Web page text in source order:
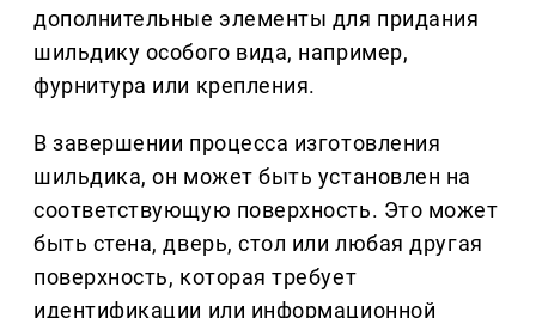
дополнительные элементы для придания
шильдику особого вида, например,
фурнитура или крепления.
В завершении процесса изготовления
шильдика, он может быть установлен на
соответствующую поверхность. Это может
быть стена, дверь, стол или любая другая
поверхность, которая требует
идентификации или информационной